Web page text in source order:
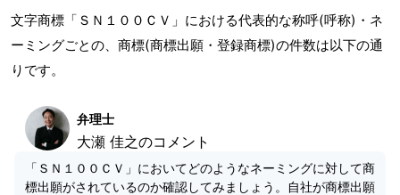
文字商標「ＳＮ１００ＣＶ」における代表的な称呼(呼称)・ネ
ーミングごとの、商標(商標出願・登録商標)の件数は以下の通
りです。
弁理士
大瀬 佳之のコメント
「ＳＮ１００ＣＶ」においてどのようなネーミングに対して商
標出願がされているのか確認してみましょう。自社が商標出願